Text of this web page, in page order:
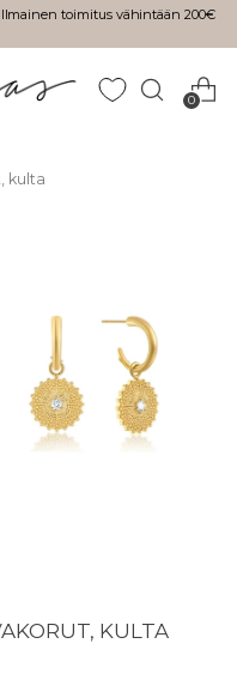
toimitus vähintään 200€
0
kulta
KULTA